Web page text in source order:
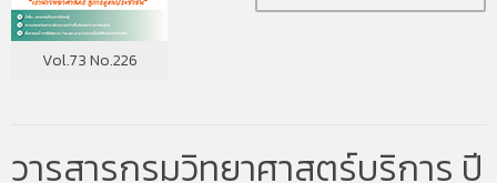
Vol.73 No.226
วารสารกรมวิทยาศาสตร์บริการ ปี